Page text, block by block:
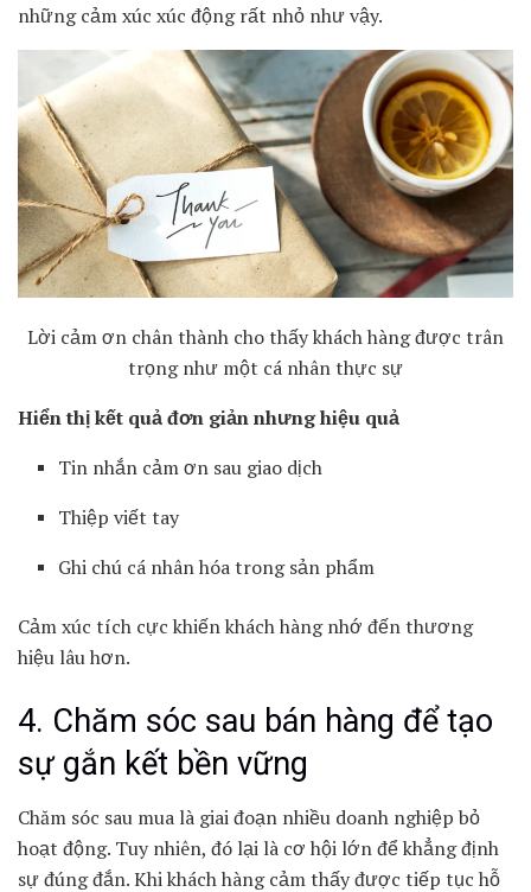
những cảm xúc xúc động rất nhỏ như vậy.
Lời cảm ơn chân thành cho thấy khách hàng được trân
trọng như một cá nhân thực sự
Hiển thị kết quả đơn giản nhưng hiệu quả
Tin nhắn cảm ơn sau giao dịch
Thiệp viết tay
Ghi chú cá nhân hóa trong sản phẩm
Cảm xúc tích cực khiến khách hàng nhớ đến thương
hiệu lâu hơn.
4. Chăm sóc sau bán hàng để tạo
sự gắn kết bền vững
Chăm sóc sau mua là giai đoạn nhiều doanh nghiệp bỏ
hoạt động. Tuy nhiên, đó lại là cơ hội lớn để khẳng định
sự đúng đắn. Khi khách hàng cảm thấy được tiếp tục hỗ